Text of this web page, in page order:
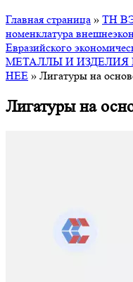
Главная страница » ТН
номенклатура
Евразийского
МЕТАЛЛЫ И ИЗДЕЛИЯ
НЕЕ » Лигатуры на
Лигатуры на